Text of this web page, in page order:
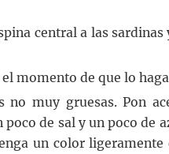
central a las
momento de que lo
muy gruesas. Pon
de sal y un poco de
un color